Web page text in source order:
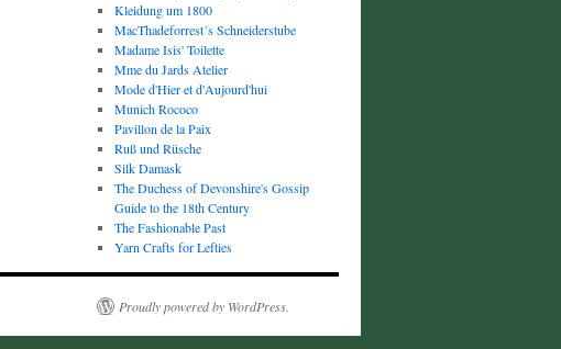
Kleidung um 1800
MacThadeforrest´s Schneiderstube
Madame Isis' Toilette
Mme du Jards Atelier
Mode d'Hier et d'Aujourd'hui
Munich Rococo
Pavillon de la Paix
Ruß und Rüsche
Silk Damask
The Duchess of Devonshire's Gossip
Guide to the 18th Century
The Fashionable Past
Yarn Crafts for Lefties
Proudly powered by WordPress.